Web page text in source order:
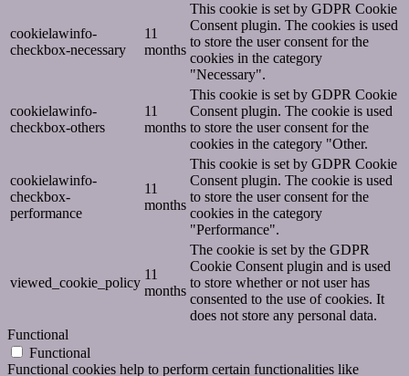
cookielawinfo-
checkbox-necessary
11
months
This cookie is set by GDPR Cookie
Consent plugin. The cookies is used
to store the user consent for the
cookies in the category
"Necessary".
cookielawinfo-
checkbox-others
11
months
This cookie is set by GDPR Cookie
Consent plugin. The cookie is used
to store the user consent for the
cookies in the category "Other.
cookielawinfo-
checkbox-
performance
11
months
This cookie is set by GDPR Cookie
Consent plugin. The cookie is used
to store the user consent for the
cookies in the category
"Performance".
viewed_cookie_policy
11
months
The cookie is set by the GDPR
Cookie Consent plugin and is used
to store whether or not user has
consented to the use of cookies. It
does not store any personal data.
Functional
Functional
Functional cookies help to perform certain functionalities like